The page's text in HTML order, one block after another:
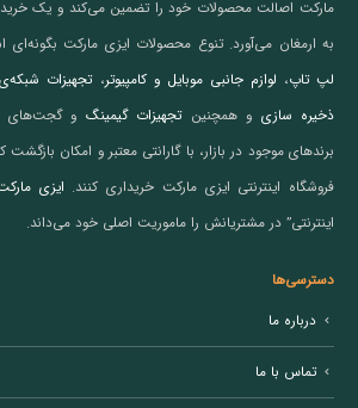
مارکت اصالت محصولات خود را تضمین می‌کند و یک خرید
به ارمغان می‌آورد. تنوع محصولات ایزی مارکت بگونه‌ای
لپ تاپ، لوازم جانبی موبایل و کامپیوتر،تجهیزات
ذخیره سازی و همچنینتجهیزات گیمینگ و گجت‌های
برندهای موجود در بازار، با گارانتی معتبر و امکان
فروشگاه اینترنتی ایزی مارکت خریداری کنند. ایزی
اینترنتی” در مشتریانش را ماموریت اصلی خود می‌داند.
دسترسی‌ها
درباره ما
تماس با ما